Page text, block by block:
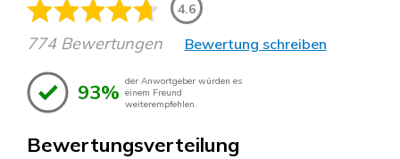
4.6
774 Bewertungen Bewertung schreiben
93% der Anwortgeber würden es
einem Freund
weiterempfehlen.
Bewertungsverteilung